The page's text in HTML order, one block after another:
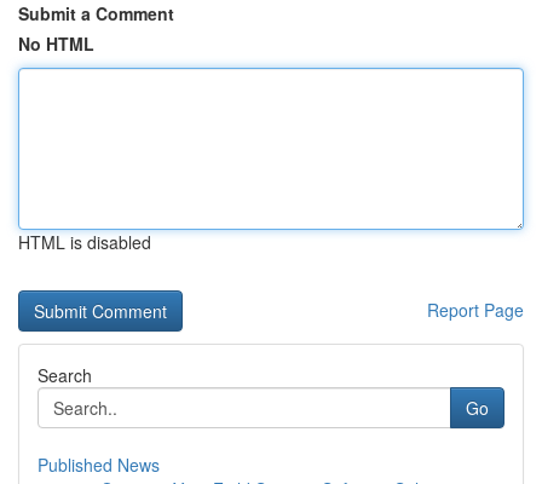
Submit a Comment
No HTML
HTML is disabled
Report Page
Search
Go
Published News